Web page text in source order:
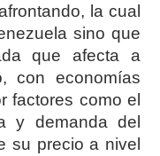
la cual
sino que
que afecta a
con economías
factores como el
y demanda del
su precio a nivel